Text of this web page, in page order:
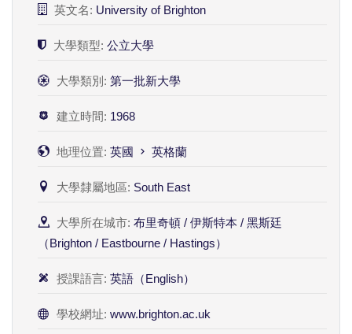
英文名: University of Brighton
大學類型: 公立大學
大學類別: 第一批新大學
建立時間: 1968
地理位置: 英國 英格蘭
大學隸屬地區: South East
大學所在城市: 布里奇頓 / 伊斯特本 / 黑斯廷
（Brighton / Eastbourne / Hastings）
授課語言: 英語（English）
學校網址: www.brighton.ac.uk